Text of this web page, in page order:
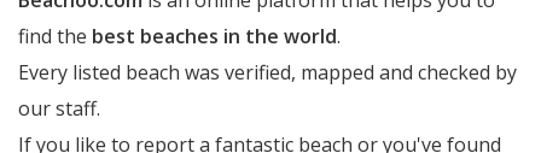
find the best beaches in the world.
Every listed beach was verified, mapped and checked by
our staff.
If you like to report a fantastic beach or you've found